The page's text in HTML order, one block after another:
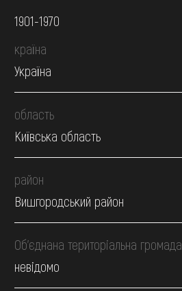
1901-1970
країна
Україна
область
Київська область
район
Вишгородський район
Об’єднана територіальна громада
невідомо